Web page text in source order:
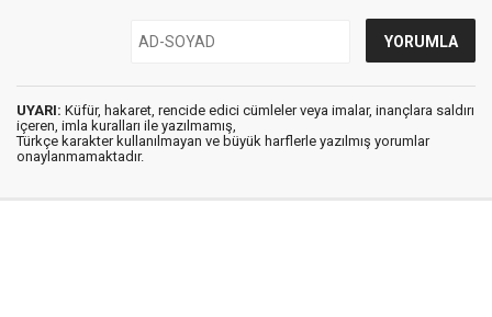
UYARI: Küfür, hakaret, rencide edici cümleler veya imalar, inançlara saldırı
içeren, imla kuralları ile yazılmamış,
Türkçe karakter kullanılmayan ve büyük harflerle yazılmış yorumlar
onaylanmamaktadır.